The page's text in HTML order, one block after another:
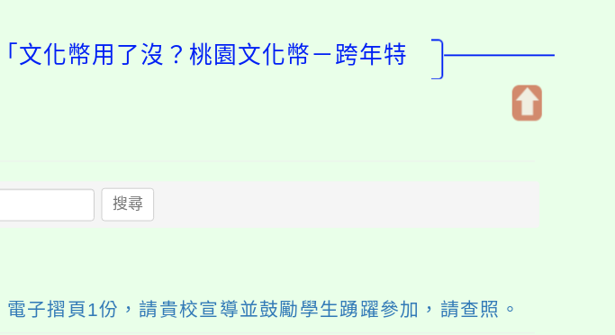
文化幣用了沒？桃園文化幣－跨年特
搜尋
子摺頁1份，請貴校宣導並鼓勵學生踴躍參加，請查照。